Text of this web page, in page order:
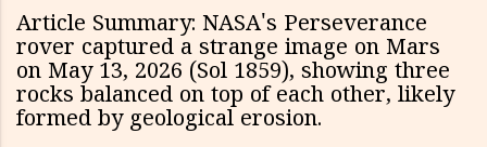
Article Summary: NASA's Perseverance
rover captured a strange image on Mars
on May 13, 2026 (Sol 1859), showing three
rocks balanced on top of each other, likely
formed by geological erosion.